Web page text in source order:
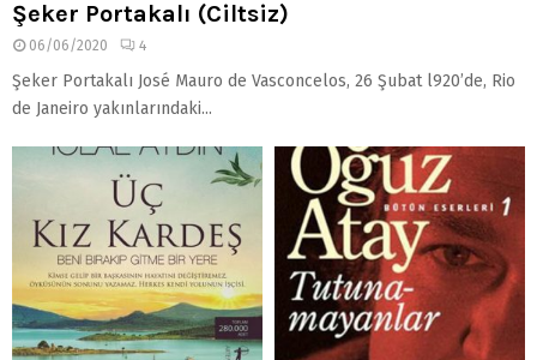
Şeker Portakalı (Ciltsiz)
06/06/2020 4
Şeker Portakalı José Mauro de Vasconcelos, 26 Şubat l920’de, Rio
de Janeiro yakınlarındaki...